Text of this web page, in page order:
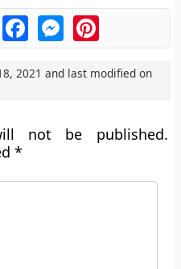
FacebookMessengerPinterest
2021 and last modified on
not be published.
*